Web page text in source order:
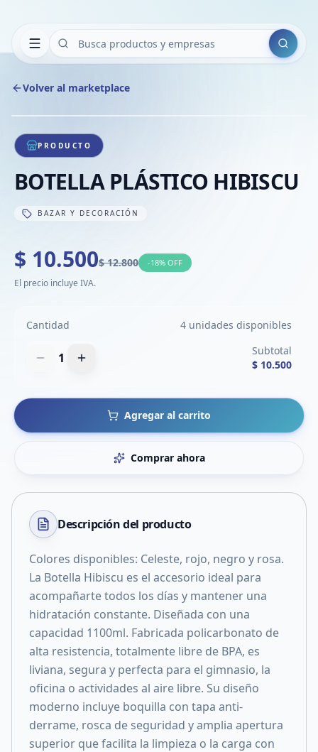
Buscar
Volver al marketplace
1/1
PRODUCTO
BOTELLA PLÁSTICO HIBISCU
BAZAR Y DECORACIÓN
$ 10.500$ 12.800 -18% OFF
El precio incluye IVA.
Cantidad 4 unidades disponibles
1
Subtotal
$ 10.500
Agregar al carrito
Comprar ahora
Descripción del producto
Colores disponibles: Celeste, rojo, negro y rosa.
La Botella Hibiscu es el accesorio ideal para
acompañarte todos los días y mantener una
hidratación constante. Diseñada con una
capacidad 1100ml. Fabricada policarbonato de
alta resistencia, totalmente libre de BPA, es
liviana, segura y perfecta para el gimnasio, la
oficina o actividades al aire libre. Su diseño
moderno incluye boquilla con tapa anti-
derrame, rosca de seguridad y amplia apertura
superior que facilita la limpieza o la carga con